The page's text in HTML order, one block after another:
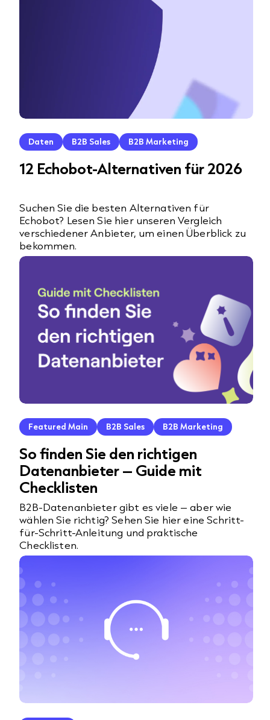
Daten B2B Sales B2B Marketing
12 Echobot-Alternativen für 2026
Suchen Sie die besten Alternativen für
Echobot? Lesen Sie hier unseren Vergleich
verschiedener Anbieter, um einen Überblick zu
bekommen.
Featured Main B2B Sales B2B Marketing
So finden Sie den richtigen
Datenanbieter – Guide mit
Checklisten
B2B-Datenanbieter gibt es viele – aber wie
wählen Sie richtig? Sehen Sie hier eine Schritt-
für-Schritt-Anleitung und praktische
Checklisten.